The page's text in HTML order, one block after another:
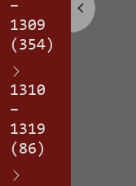
–
1309
(354)
1310
–
1319
(86)